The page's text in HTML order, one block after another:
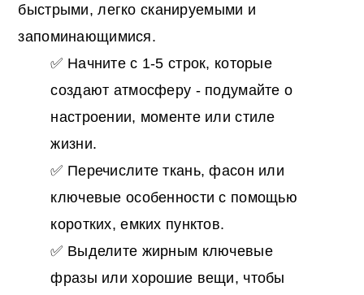
быстрыми, легко сканируемыми и
запоминающимися.
✅ Начните с 1-5 строк, которые
создают атмосферу - подумайте о
настроении, моменте или стиле
жизни.
✅ Перечислите ткань, фасон или
ключевые особенности с помощью
коротких, емких пунктов.
✅ Выделите жирным ключевые
фразы или хорошие вещи, чтобы